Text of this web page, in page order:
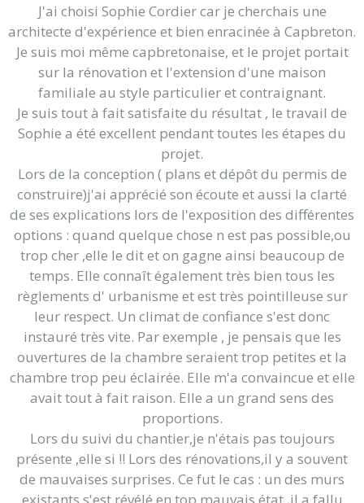
J'ai choisi Sophie Cordier car je cherchais une
architecte d'expérience et bien enracinée à Capbreton.
Je suis moi même capbretonaise, et le projet portait
sur la rénovation et l'extension d'une maison
familiale au style particulier et contraignant.
Je suis tout à fait satisfaite du résultat , le travail de
Sophie a été excellent pendant toutes les étapes du
projet.
Lors de la conception ( plans et dépôt du permis de
construire)j'ai apprécié son écoute et aussi la clarté
de ses explications lors de l'exposition des différentes
options : quand quelque chose n est pas possible,ou
trop cher ,elle le dit et on gagne ainsi beaucoup de
temps. Elle connaît également très bien tous les
règlements d' urbanisme et est très pointilleuse sur
leur respect. Un climat de confiance s'est donc
instauré très vite. Par exemple , je pensais que les
ouvertures de la chambre seraient trop petites et la
chambre trop peu éclairée. Elle m'a convaincue et elle
avait tout à fait raison. Elle a un grand sens des
proportions.
Lors du suivi du chantier,je n'étais pas toujours
présente ,elle si !! Lors des rénovations,il y a souvent
de mauvaises surprises. Ce fut le cas : un des murs